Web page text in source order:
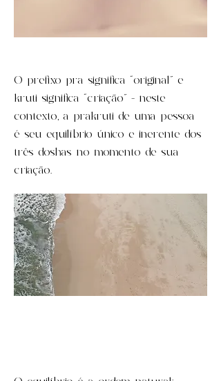
O prefixo pra significa “original” e
kruti significa “criação” - neste
contexto, a prakruti de uma pessoa
é seu equilíbrio único e inerente dos
três doshas no momento de sua
criação.